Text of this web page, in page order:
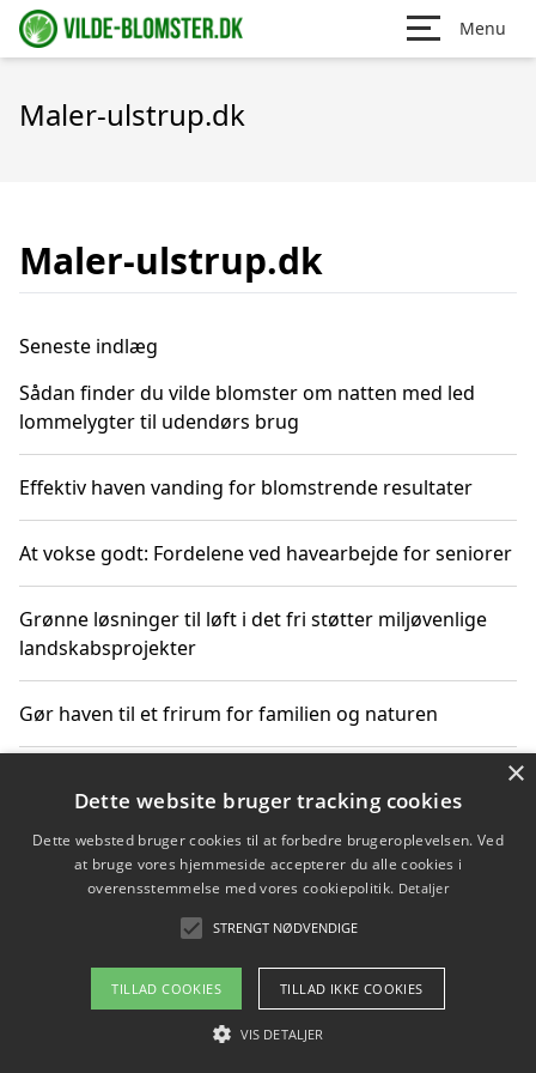
Menu
Maler-ulstrup.dk
Maler-ulstrup.dk
Seneste indlæg
Sådan finder du vilde blomster om natten med led
lommelygter til udendørs brug
Effektiv haven vanding for blomstrende resultater
At vokse godt: Fordelene ved havearbejde for seniorer
Grønne løsninger til løft i det fri støtter miljøvenlige
landskabsprojekter
Gør haven til et frirum for familien og naturen
Om / kontakt
Blog Betingelser
×
Dette website bruger tracking cookies
Dette websted bruger cookies til at forbedre brugeroplevelsen. Ved
at bruge vores hjemmeside accepterer du alle cookies i
overensstemmelse med vores cookiepolitik. Detaljer
STRENGT NØDVENDIGE
TILLAD COOKIES TILLAD IKKE COOKIES
VIS DETALJER